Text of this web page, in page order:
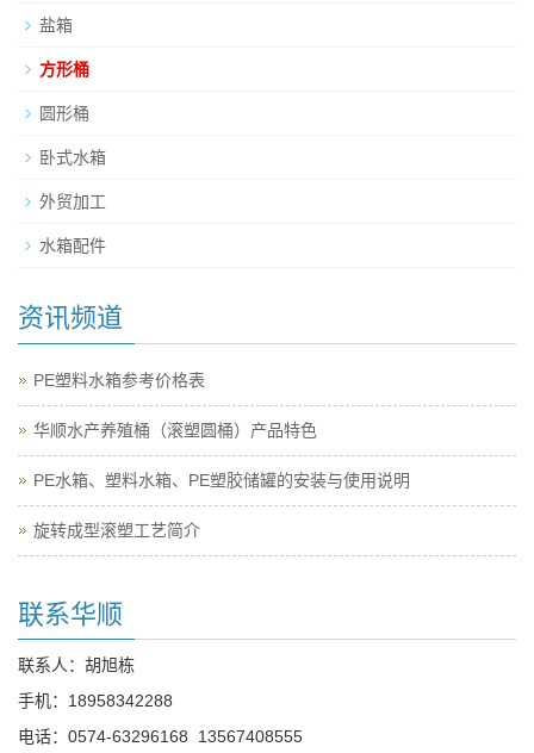
盐箱
方形桶
圆形桶
卧式水箱
外贸加工
水箱配件
资讯频道
PE塑料水箱参考价格表
华顺水产养殖桶（滚塑圆桶）产品特色
PE水箱、塑料水箱、PE塑胶储罐的安装与使用说明
旋转成型滚塑工艺简介
联系华顺
联系人：胡旭栋
手机： 18958342288
电话： 0574-63296168 13567408555